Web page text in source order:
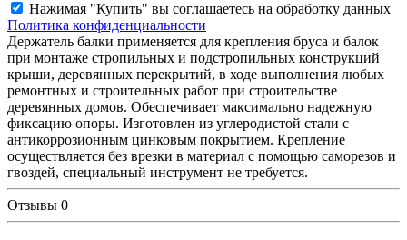
Нажимая "Купить" вы соглашаетесь на обработку данных
Политика конфиденциальности
Держатель балки применяется для крепления бруса и балок
при монтаже стропильных и подстропильных конструкций
крыши, деревянных перекрытий, в ходе выполнения любых
ремонтных и строительных работ при строительстве
деревянных домов. Обеспечивает максимально надежную
фиксацию опоры. Изготовлен из углеродистой стали с
антикоррозионным цинковым покрытием. Крепление
осуществляется без врезки в материал с помощью саморезов и
гвоздей, специальный инструмент не требуется.
Отзывы 0